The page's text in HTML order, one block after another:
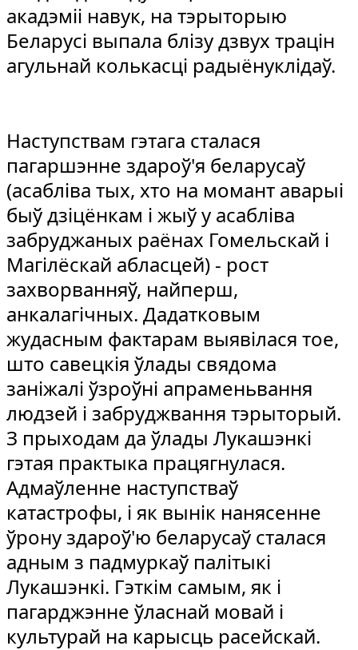
акадэміі навук, на тэрыторыю
Беларусі выпала блізу дзвух трацін
агульнай колькасці радыёнуклідаў.
Наступствам гэтага сталася
пагаршэнне здароў'я беларусаў
(асабліва тых, хто на момант аварыі
быў дзіцёнкам і жыў у асабліва
забруджаных раёнах Гомельскай і
Магілёскай абласцей) - рост
захворванняў, найперш,
анкалагічных. Дадатковым
жудасным фактарам выявілася тое,
што савецкія ўлады свядома
заніжалі ўзроўні апраменьвання
людзей і забруджвання тэрыторый.
З прыходам да ўлады Лукашэнкі
гэтая практыка працягнулася.
Адмаўленне наступстваў
катастрофы, і як вынік нанясенне
ўрону здароў'ю беларусаў сталася
адным з падмуркаў палітыкі
Лукашэнкі. Гэткім самым, як і
пагарджэнне ўласнай мовай і
культурай на карысць расейскай.